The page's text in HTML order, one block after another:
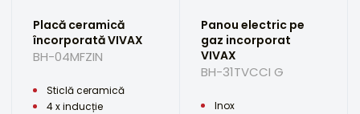
Placă ceramică
încorporată VIVAX
BH-04MFZIN
Sticlă ceramică
4 x inducție
Panou electric pe
gaz incorporat
VIVAX
BH-31TVCCI G
Inox